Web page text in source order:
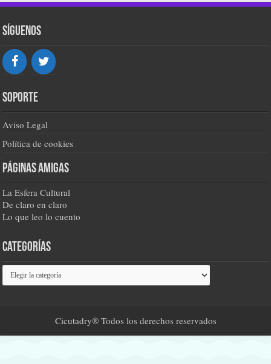
Síguenos
Soporte
Aviso Legal
Política de cookies
Páginas amigas
La Esfera Cultural
De claro en claro
Lo que leo lo cuento
Categorías
Categorías
Cicutadry® Todos los derechos reservados